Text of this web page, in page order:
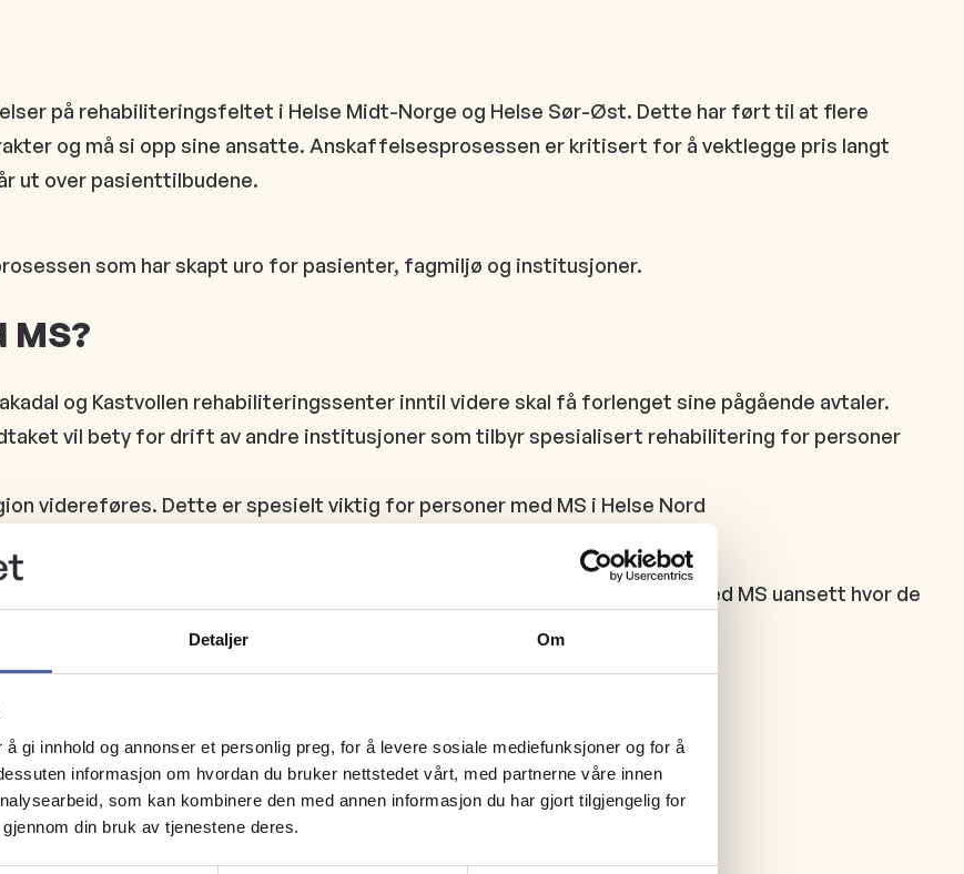
Detaljer Om
gi innhold og annonser et personlig preg, for å levere sosiale mediefunksjoner og for å
informasjon om hvordan du bruker nettstedet vårt, med partnerne våre innen
som kan kombinere den med annen informasjon du har gjort tilgjengelig for
din bruk av tjenestene deres.
på rehabiliteringsfeltet i Helse Midt-Norge og Helse Sør-Øst. Dette har ført til at flere
og må si opp sine ansatte. Anskaffelsesprosessen er kritisert for å vektlegge pris langt
ut over pasienttilbudene.
som har skapt uro for pasienter, fagmiljø og institusjoner.
MS?
og Kastvollen rehabiliteringssenter inntil videre skal få forlenget sine pågående avtaler.
vil bety for drift av andre institusjoner som tilbyr spesialisert rehabilitering for personer
videreføres. Dette er spesielt viktig for personer med MS i Helse Nord
som før, ut ifra medisinsk behov
spesialisert rehabilitering ivaretas, og for et likeverdig tilbud til alle med MS uansett hvor de
på
ut hva